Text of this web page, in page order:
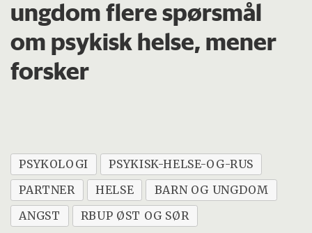
BUP Porsgrunn.
ungdom flere spørsmål
om psykisk helse, mener
forsker
PSYKOLOGI
PSYKISK-HELSE-OG-RUS
PARTNER
HELSE
BARN OG UNGDOM
ANGST
RBUP ØST OG SØR